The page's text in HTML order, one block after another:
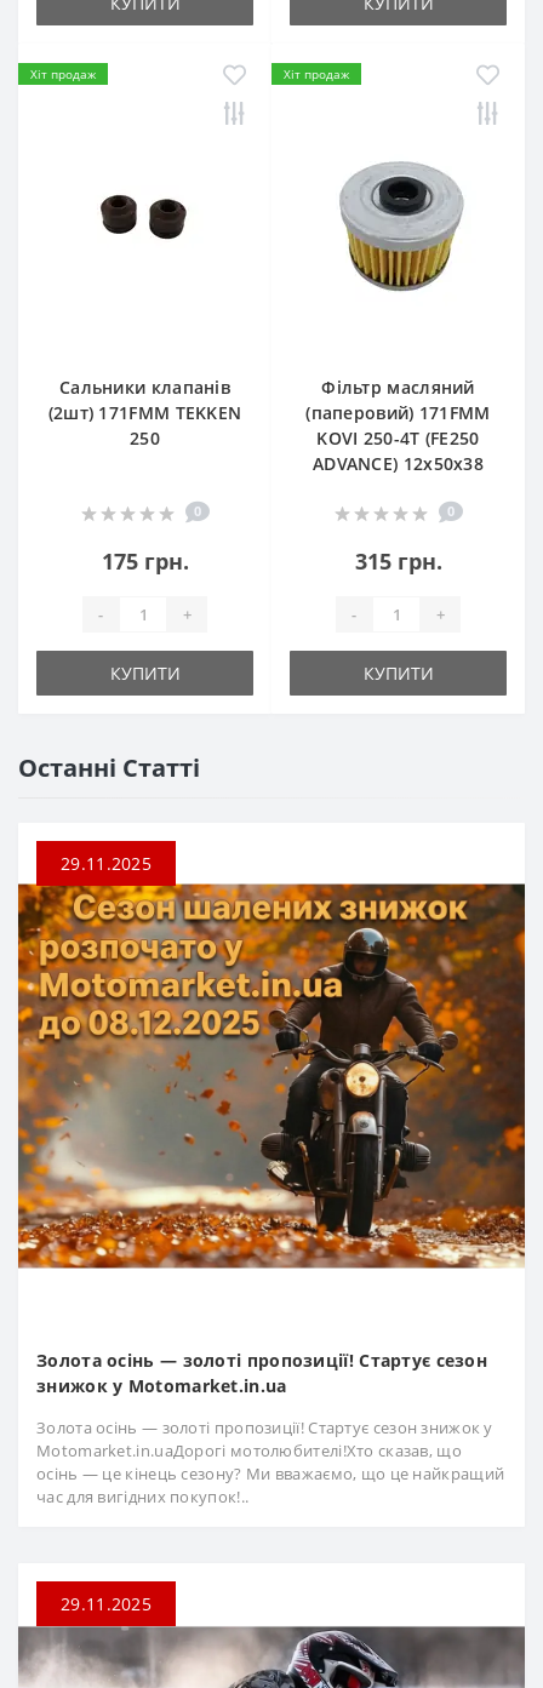
Хіт продаж
Сальники клапанів
(2шт) 171FMM TEKKEN
250
0
175 грн.
- +
КУПИТИ
Хіт продаж
Фільтр масляний
(паперовий) 171FMM
KOVI 250-4T (FE250
ADVANCE) 12х50х38
0
315 грн.
- +
КУПИТИ
Останні Статті
29.11.2025
Золота осінь — золоті пропозиції! Стартує сезон
знижок у Motomarket.in.ua
Золота осінь — золоті пропозиції! Стартує сезон знижок у
Motomarket.in.uaДорогі мотолюбителі!Хто сказав, що
осінь — це кінець сезону? Ми вважаємо, що це найкращий
час для вигідних покупок!..
29.11.2025